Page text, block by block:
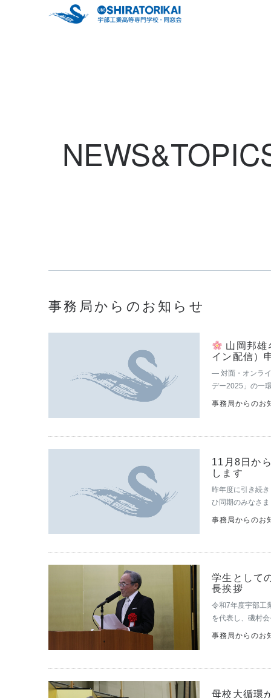
事務局からのお知らせ
山岡邦雄
イン配信）
― 対面・オンラ
デー2025」の一
『支え得るもの
事務局からのお
11月8日か
します
昨年度に引き続
ひ同期のみなさ
図書館棟2F 視
事務局からのお
学生として
長挨拶
令和7年度宇部工
を代表し、磯村
載いたします。
事務局からのお
母校大循環